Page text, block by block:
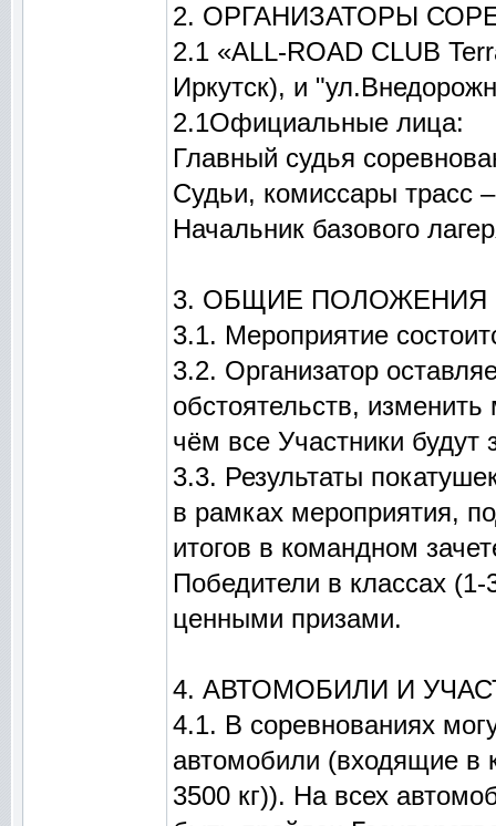
2. ОРГАНИЗАТОРЫ
2.1 «ALL-ROAD CLUB
Иркутск), и
2.1Официальные лица:
Главный судья
Судьи, комиссары трасс –
Начальник базового
3. ОБЩИЕ ПОЛОЖЕНИЯ
3.1. Мероприятие
3.2. Организатор
обстоятельств,
чём все Участники
3.3. Результаты
в рамках мероприятия,
итогов в командном
Победители в классах
ценными призами.
4. АВТОМОБИЛИ И
4.1. В соревнованиях
автомобили (входящие в
3500 кг)). На всех